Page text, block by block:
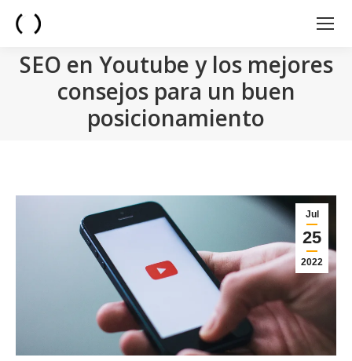
SEO en Youtube y los mejores
consejos para un buen
posicionamiento
Jul
25
2022